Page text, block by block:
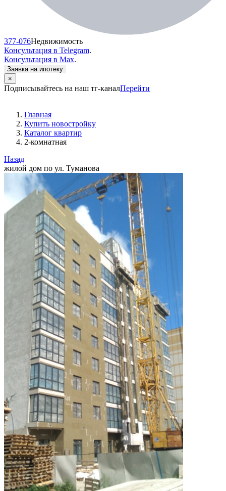
377-076Недвижимость
Консультация в Telegram.
Консультация в Max.
Заявка на ипотеку
×
Подписывайтесь на наш тг-каналПерейти
Главная
Купить новостройку
Каталог квартир
2-комнатная
Назад
жилой дом по ул. Туманова